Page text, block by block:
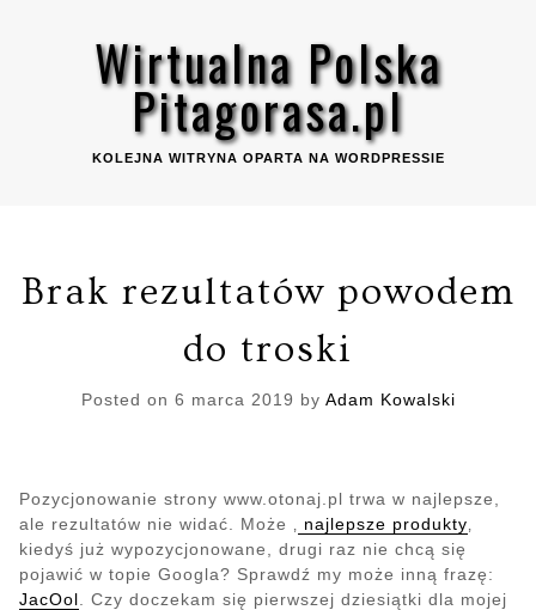
Wirtualna Polska
Pitagorasa.pl
KOLEJNA WITRYNA OPARTA NA WORDPRESSIE
Brak rezultatów powodem
do troski
Posted on 6 marca 2019 by Adam Kowalski
Pozycjonowanie strony www.otonaj.pl trwa w najlepsze,
ale rezultatów nie widać. Może ‚
najlepsze produkty
kiedyś już wypozycjonowane, drugi raz nie chcą się
pojawić w topie Googla? Sprawdź my może inną frazę:
JacOol . Czy doczekam się pierwszej dziesiątki dla mojej